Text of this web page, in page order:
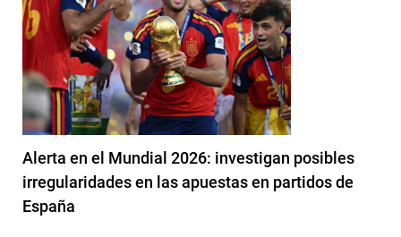
Alerta en el Mundial 2026: investigan posibles
irregularidades en las apuestas en partidos de
España